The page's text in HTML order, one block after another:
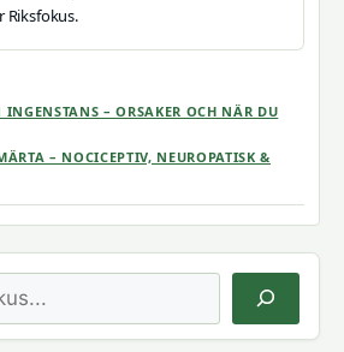
Riksfokus.
– ORSAKER OCH NÄR DU
– NOCICEPTIV, NEUROPATISK &